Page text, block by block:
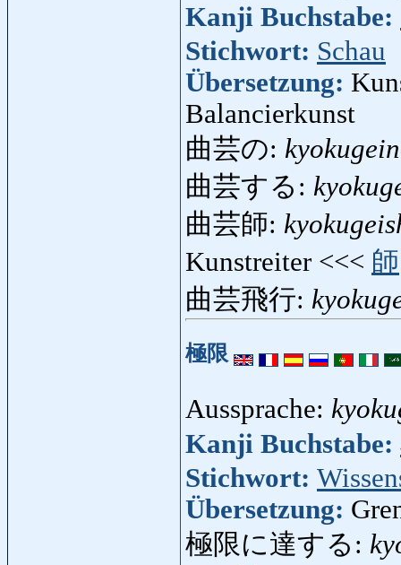
Kanji Buchstabe:
Stichwort: Schau
Übersetzung:
Balancierkunst
曲芸の:
曲芸する:
曲芸師:
Kunstreiter <<< 師
曲芸飛行:
極限
Aussprache:
Kanji Buchstabe:
Stichwort:
Übersetzung:
極限に達する: